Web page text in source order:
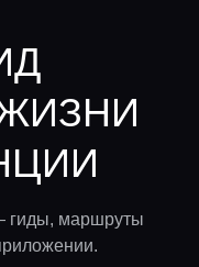
гиды, маршруты